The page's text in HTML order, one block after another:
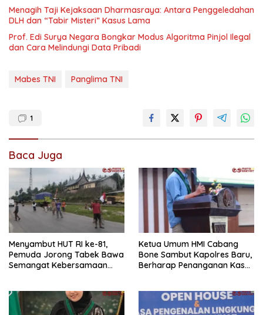
Menagih Taji Kejaksaan Dharmasraya: Antara Penggeledahan
DLH dan “Tabir Misteri” Kasus Lama
Prof. Edi Surya Negara Bongkar Modus Algoritma Pinjol Ilegal
dan Cara Melindungi Data Pribadi
Mabes TNI Panglima TNI
1
Baca Juga
Menyambut HUT RI ke-81,
Pemuda Jorong Tabek Bawa
Semangat Kebersamaan
Ketua Umum HMI Cabang
Bone Sambut Kapolres Baru,
Berharap Penanganan Kasus